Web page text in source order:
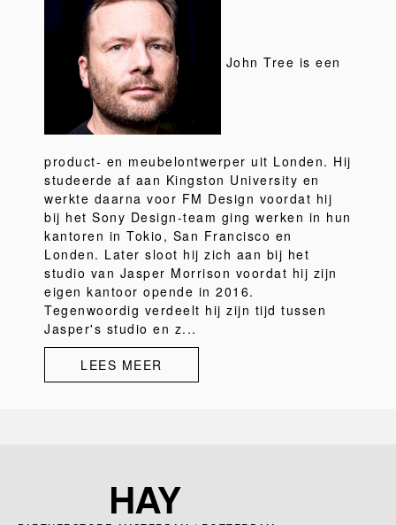
John Tree is een
product- en meubelontwerper uit Londen. Hij
studeerde af aan Kingston University en
werkte daarna voor FM Design voordat hij
bij het Sony Design-team ging werken in hun
kantoren in Tokio, San Francisco en
Londen. Later sloot hij zich aan bij het
studio van Jasper Morrison voordat hij zijn
eigen kantoor opende in 2016.
Tegenwoordig verdeelt hij zijn tijd tussen
Jasper's studio en z...
LEES MEER